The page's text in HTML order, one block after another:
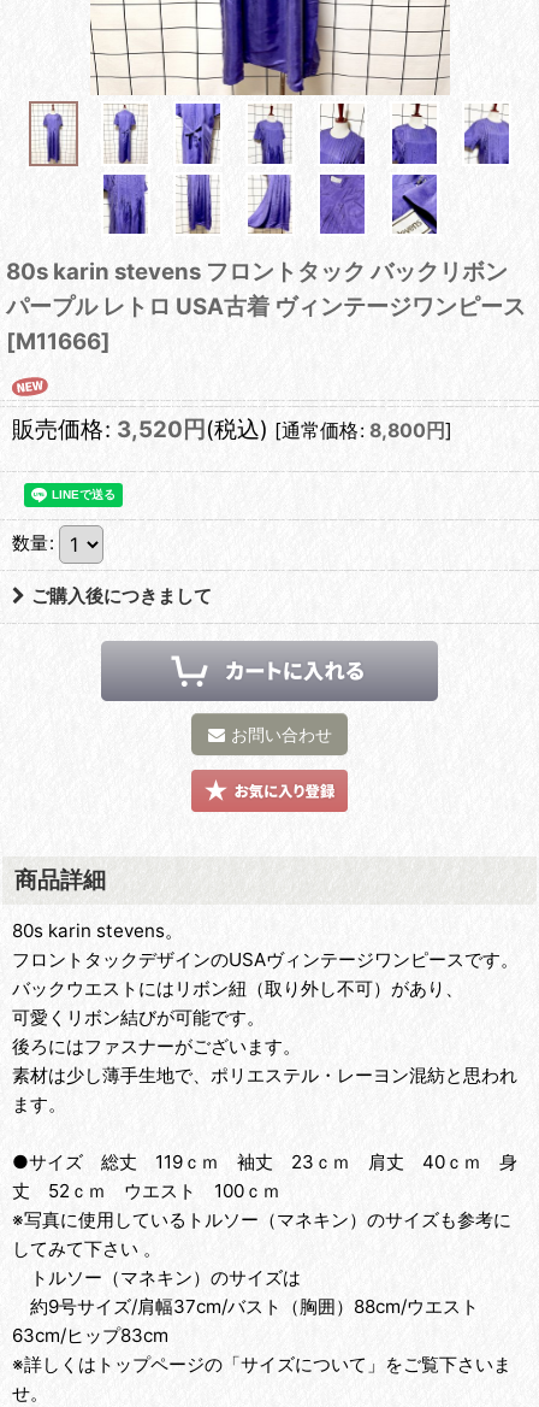
80s karin stevens フロントタック バックリボン
パープル レトロ USA古着 ヴィンテージワンピース
[M11666]
販売価格: 3,520 円 (税込) [通常価格: 8,800 円]
数量:
ご購入後につきまして
お問い合わせ
商品詳細
80s karin stevens。
フロントタックデザインのUSAヴィンテージワンピースです。
バックウエストにはリボン紐（取り外し不可）があり、
可愛くリボン結びが可能です。
後ろにはファスナーがございます。
素材は少し薄手生地で、ポリエステル・レーヨン混紡と思われ
ます。
●サイズ 総丈 119ｃｍ 袖丈 23ｃｍ 肩丈 40ｃｍ 身
丈 52ｃｍ ウエスト 100ｃｍ
※写真に使用しているトルソー（マネキン）のサイズも参考に
してみて下さい 。
トルソー（マネキン）のサイズは
約9号サイズ/肩幅37cm/バスト（胸囲）88cm/ウエスト
63cm/ヒップ83cm
※詳しくはトップページの「サイズについて」をご覧下さいま
せ。